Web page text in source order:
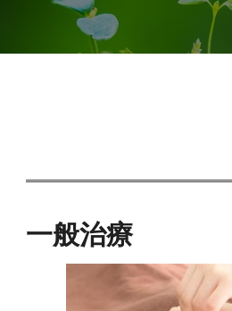
一般治療